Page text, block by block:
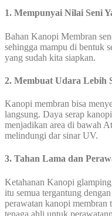
1. Mempunyai Nilai Seni
Bahan Kanopi Membran
sehingga mampu di bentuk
yang sudah kita siapkan.
2. Membuat Udara Lebih
Kanopi membran bisa
langsung. Daya serap
menjadikan area di bawah
melindungi dar sinar UV.
3. Tahan Lama dan
Ketahanan Kanopi
itu semua tergantung
perawatan kanopi membran
tenaga ahli untuk